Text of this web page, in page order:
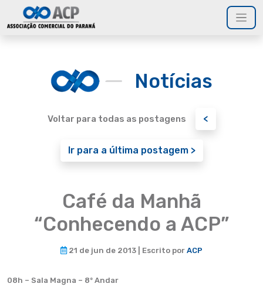
Notícias
Voltar para todas as postagens <
Ir para a última postagem >
Café da Manhã
“Conhecendo a ACP”
21 de jun de 2013 | Escrito por ACP
08h – Sala Magna – 8º Andar